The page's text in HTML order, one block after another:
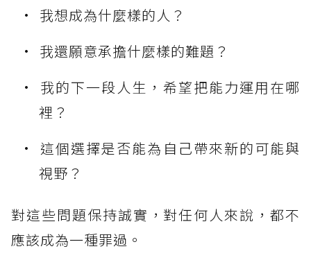
我想成為什麼樣的人？
我還願意承擔什麼樣的難題？
我的下一段人生，希望把能力運用在哪
裡？
這個選擇是否能為自己帶來新的可能與
視野？
對這些問題保持誠實，對任何人來說，都不
應該成為一種罪過。